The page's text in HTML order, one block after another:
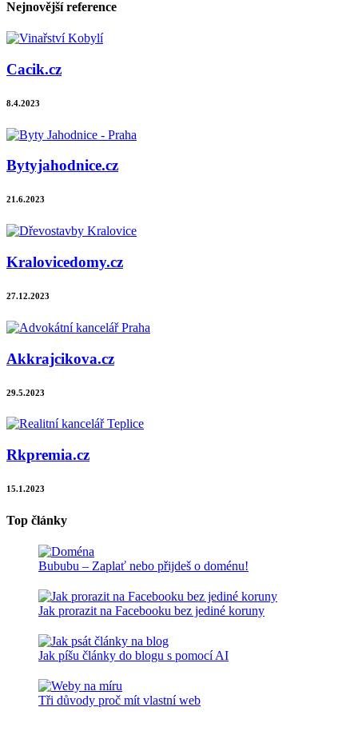
Nejnovější reference
Cacik.cz
8.4.2023
Bytyjahodnice.cz
21.6.2023
Kralovicedomy.cz
27.12.2023
Akkrajcikova.cz
29.5.2023
Rkpremia.cz
15.1.2023
Top články
Bububu – Zaplať nebo přijdeš o doménu!
Jak prorazit na Facebooku bez jediné koruny
Jak píšu články do blogu s pomocí AI
Tři důvody proč mít vlastní web